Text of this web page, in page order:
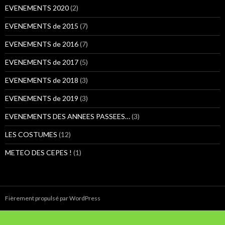
:EVENEMENTS 2020(2)
EVENEMENTS de 2015 (7)
EVENEMENTS de 2016(7)
EVENEMENTS de 2017(5)
EVENEMENTS de 2018 (3)
EVENEMENTS de 2019 (3)
EVENEMENTS DES ANNEES PASSEES…(3)
LES COSTUMES (12)
METEO DES CEPES ! (1)
Fièrement propulsé par WordPress